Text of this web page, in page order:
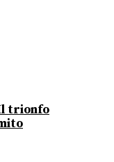
trionfo